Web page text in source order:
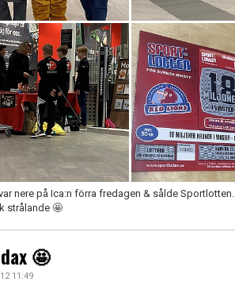
nere på Ica:n förra fredagen & sålde Sportlotten.
strålande 🤩
🤩
11:49